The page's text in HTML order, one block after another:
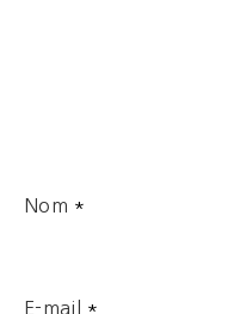
Nom *
E-mail *